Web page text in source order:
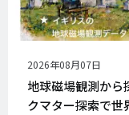
公
開
日
2026年08月07日
地球磁場観測か
クマター探索で